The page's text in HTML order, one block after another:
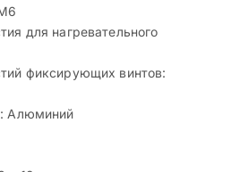
для нагревательного
фиксирующих винтов:
Алюминий